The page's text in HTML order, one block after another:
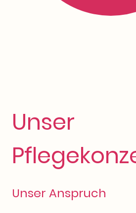
Unser
Unser Anspruch